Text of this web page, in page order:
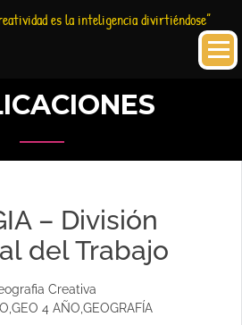
es la inteligencia divirtiéndose”
– División
del Trabajo
Creativa
GEO 4 AÑO GEOGRAFÍA